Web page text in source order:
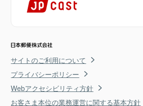
サイトのご利用について
プライバシーポリシー
Webアクセシビリティ方針
お客さま本位の業務運営に関する基本方針